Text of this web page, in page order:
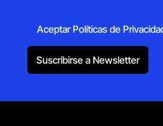
Aceptar Políticas de
Suscribirse a Newsletter